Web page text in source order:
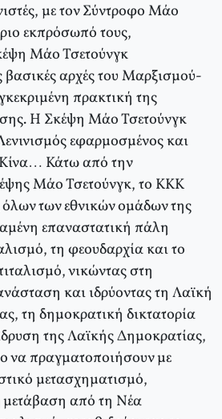
με τον Σύντροφο Μάο
εκπρόσωπό τους,
Μάο Τσετούνγκ
αρχές του Μαρξισμού-
πρακτική της
Η Σκέψη Μάο Τσετούνγκ
εφαρμοσμένος και
Κάτω από την
Μάο Τσετούνγκ, το ΚΚΚ
των εθνικών ομάδων της
επαναστατική πάλη
τη φεουδαρχία και το
νικώντας στη
και ιδρύοντας τη Λαϊκή
τη δημοκρατική δικτατορία
της Λαϊκής Δημοκρατίας,
να πραγματοποιήσουν με
μετασχηματισμό,
από τη Νέα